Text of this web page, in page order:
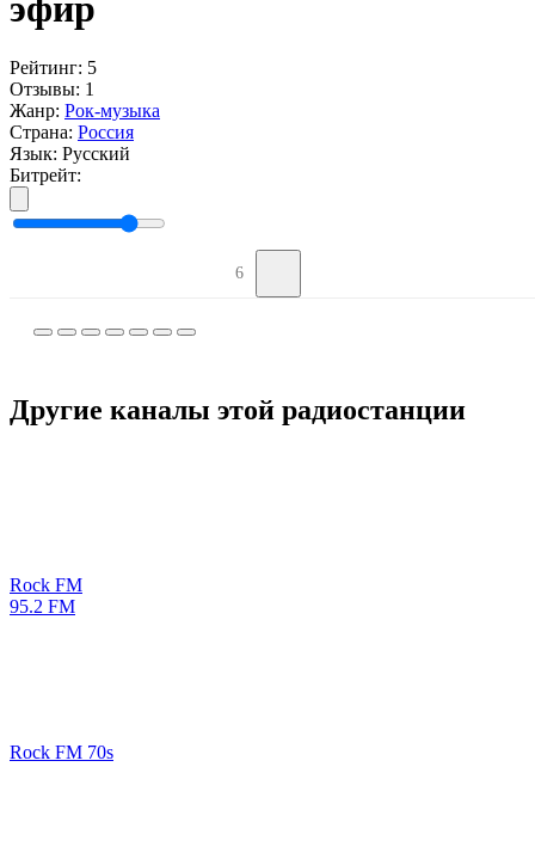
эфир
Рейтинг: 5
Отзывы: 1
Жанр: Рок-музыка
Страна: Россия
Язык: Русский
Битрейт:
6
Другие каналы этой радиостанции
Rock FM
95.2 FM
Rock FM 70s